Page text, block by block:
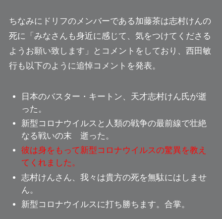
ちなみにドリフのメンバーである加藤茶は志村けんの
死に 「みなさんも身近に感じて、気をつけてくださる
ようお願い致します」
とコメントをしており、西田敏
行も以下のように追悼コメントを発表。
日本のバスター・キートン、天才志村けん氏が逝
った。
新型コロナウイルスと人類の戦争の最前線で壮絶
なる戦いの末 逝った。
彼は身をもって新型コロナウイルスの驚異を教え
てくれました。
志村けんさん、我々は貴方の死を無駄にはしませ
ん。
新型コロナウイルスに打ち勝ちます。合掌。